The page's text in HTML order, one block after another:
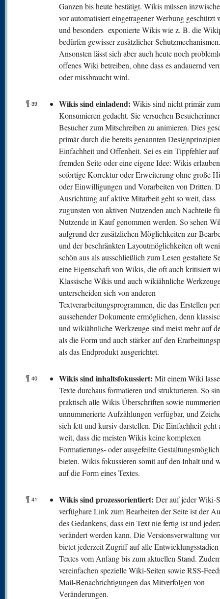
Ganzen bis heute bestätigt. Wikis müssen
vor automatisiert eingetragener Werbung geschützt
und besonders exponierte Wikis wie z. B. die
bedürfen gewisser zusätzlicher Schutzmechanismen.
Ansonsten lässt sich aber auch heute noch
offenes Wiki betreiben, ohne dass es andauernd
oder missbraucht wird.
¶ 39 Wikis sind einladend: Wikis sind nicht primär
Konsumieren gedacht. Sie versuchen
Besucher zum Mitschreiben zu animieren. Dies
primär durch die bereits genannten
Einfachheit und Offenheit. Sei es ein Tippfehler auf
fremden Seite oder eine eigene Idee: Wikis
sofortige Korrektur oder Erweiterung ohne große
oder Einwilligungen und Vorarbeiten von Dritten.
Ausrichtung auf aktive Mitarbeit geht so weit, dass
zugunsten von aktiven Nutzenden auch Nachteile
Nutzende in Kauf genommen werden. So sehen
aufgrund der zusätzlichen Möglichkeiten zur
und der beschränkten Layoutmöglichkeiten oft
schön aus als ausschließlich zum Lesen gestaltete
eine Eigenschaft von Wikis, die oft auch kritisiert
Klassische Wikis und auch wikiähnliche
unterscheiden sich von anderen
Textverarbeitungsprogrammen, die das Erstellen
aussehender Dokumente ermöglichen, denn
und wikiähnliche Werkzeuge sind meist mehr auf
als die Form und auch stärker auf den
als das Endprodukt ausgerichtet.
¶ 40 Wikis sind inhaltsfokussiert: Mit einem Wiki
Texte durchaus formatieren und strukturieren. So
praktisch alle Wikis Überschriften sowie
unnummerierte Aufzählungen verfügbar, und
sich fett und kursiv darstellen. Die Einfachheit geht
weit, dass die meisten Wikis keine komplexen
Formatierungs- oder ausgefeilte
bieten. Wikis fokussieren somit auf den Inhalt und
auf die Form eines Textes.
¶ 41 Wikis sind prozessorientiert: Der auf jeder Wiki-
verfügbare Link zum Bearbeiten der Seite ist der
des Gedankens, dass ein Text nie fertig ist und
verändert werden kann. Die Versionsverwaltung
bietet jederzeit Zugriff auf alle Entwicklungsstadien
Textes vom Anfang bis zum aktuellen Stand.
vereinfachen spezielle Wiki-Seiten sowie RSS-
Mail-Benachrichtigungen das Mitverfolgen von
Veränderungen.